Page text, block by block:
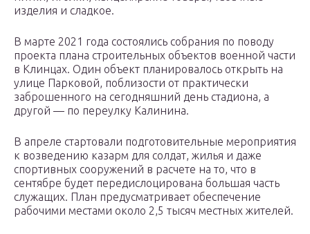
изделия и сладкое.
В марте 2021 года состоялись собрания по поводу
проекта плана строительных объектов военной части
в Клинцах. Один объект планировалось открыть на
улице Парковой, поблизости от практически
заброшенного на сегодняшний день стадиона, а
другой — по переулку Калинина.
В апреле стартовали подготовительные мероприятия
к возведению казарм для солдат, жилья и даже
спортивных сооружений в расчете на то, что в
сентябре будет передислоцирована большая часть
служащих. План предусматривает обеспечение
рабочими местами около 2,5 тысяч местных жителей.